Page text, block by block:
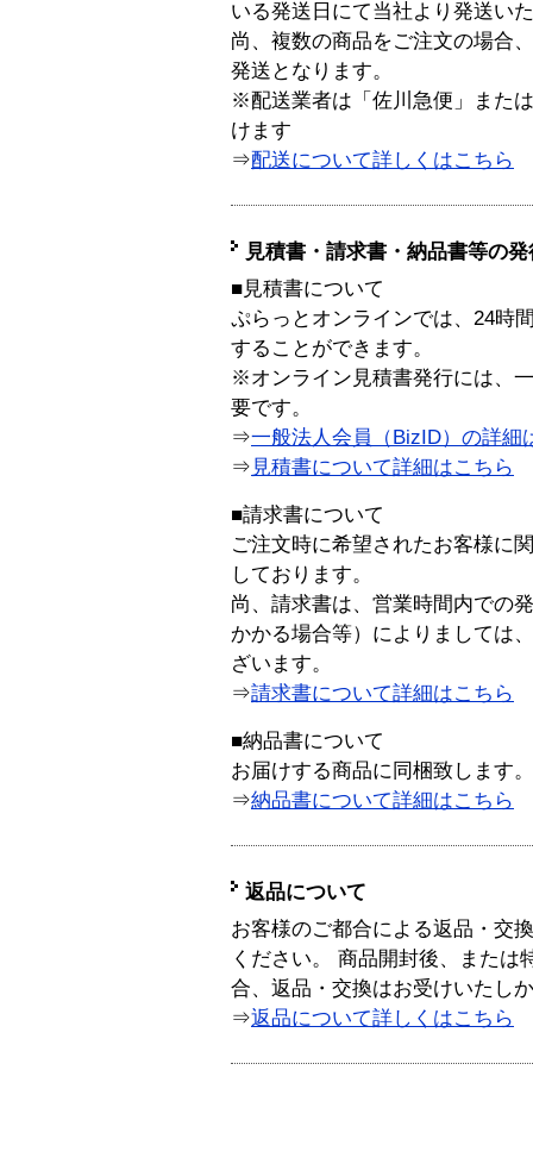
いる発送日にて当社より発送い
尚、複数の商品をご注文の場合
発送となります。
※配送業者は「佐川急便」また
けます
⇒配送について詳しくはこちら
見積書・請求書・納品書等の
■見積書について
ぷらっとオンラインでは、24時
することができます。
※オンライン見積書発行には、
要です。
⇒一般法人会員（BizID）の詳細
⇒ 見積書について詳細はこちら
■請求書について
ご注文時に希望されたお客様に
しております。
尚、請求書は、営業時間内での
かかる場合等）によりましては
ざいます。
⇒請求書について詳細はこちら
■納品書について
お届けする商品に同梱致します。
⇒納品書について詳細はこちら
返品について
お客様のご都合による返品・交
ください。 商品開封後、または
合、返品・交換はお受けいたし
⇒返品について詳しくはこちら